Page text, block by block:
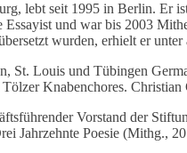
lebt seit 1995 in Berlin. Er
und war bis 2003
wurden, erhielt er
St. Louis und Tübingen
Tölzer Knabenchores.
Vorstand der
Jahrzehnte Poesie (Mithg.,